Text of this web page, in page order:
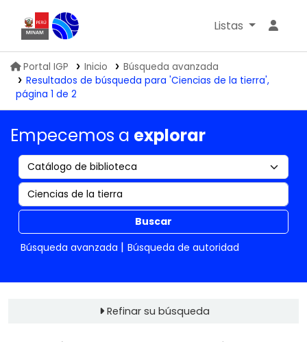
Biblioteca IGP
Listas
Portal IGP Inicio
Búsqueda avanzada
Resultados de búsqueda para 'Ciencias de la tierra',
página 1 de 2
Empecemos a explorar
Buscar
Búsqueda avanzada
Búsqueda de autoridad
Refinar su búsqueda